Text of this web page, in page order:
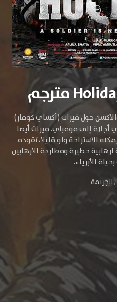
حول فيرات (أكشاي كومار)
إلى مومباي. فيرات أيضا
الاستراحة ولو قليلا، تقوده
خطيرة ومطاردة الارهابين
الأبرياء.
,الجريمة